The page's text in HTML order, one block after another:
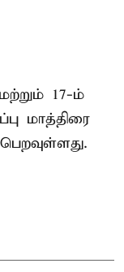
17-ம்
மாத்திரை